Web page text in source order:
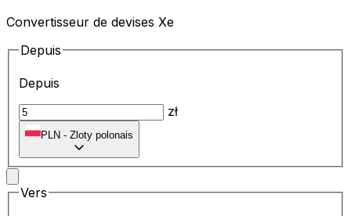
Convertisseur de devises Xe
Depuis
Depuis
zł
PLN - Zloty polonais
Vers